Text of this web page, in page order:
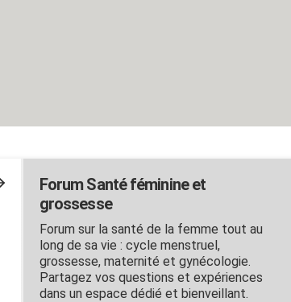
Forum Santé féminine et
grossesse
Forum sur la santé de la femme tout au
long de sa vie : cycle menstruel,
grossesse, maternité et gynécologie.
Partagez vos questions et expériences
dans un espace dédié et bienveillant.